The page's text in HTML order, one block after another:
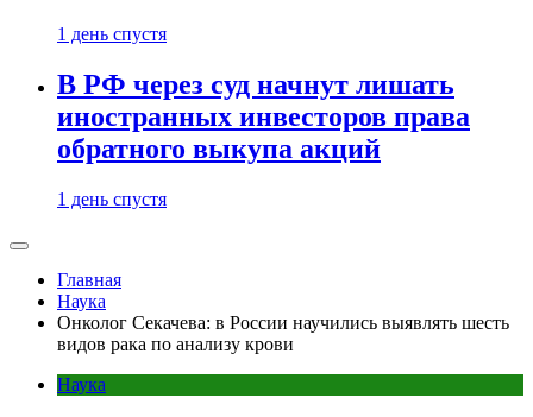
1 день спустя
В РФ через суд начнут лишать
иностранных инвесторов права
обратного выкупа акций
1 день спустя
Главная
Наука
Онколог Секачева: в России научились выявлять шесть
видов рака по анализу крови
Наука